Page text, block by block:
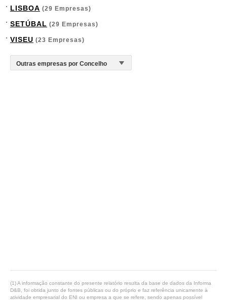
LISBOA (29 Empresas)
SETÚBAL (29 Empresas)
VISEU (23 Empresas)
(1) A informação constante do presente relatório resulta da base de dados da Informa
D&B, foi obtida junto de fontes públicas ou do próprio e faz referência unicamente à
atividade empresarial do ENI ou empresa a que se refere, sendo apenas possível